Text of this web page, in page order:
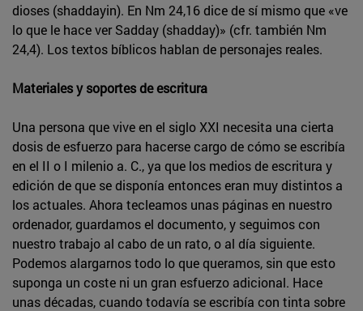
dioses (shaddayin). En Nm 24,16 dice de sí mismo que «ve
lo que le hace ver Sadday (shadday)» (cfr. también Nm
24,4). Los textos bíblicos hablan de personajes reales.
Materiales y soportes de escritura
Una persona que vive en el siglo XXI necesita una cierta
dosis de esfuerzo para hacerse cargo de cómo se escribía
en el II o I milenio a. C., ya que los medios de escritura y
edición de que se disponía entonces eran muy distintos a
los actuales. Ahora tecleamos unas páginas en nuestro
ordenador, guardamos el documento, y seguimos con
nuestro trabajo al cabo de un rato, o al día siguiente.
Podemos alargarnos todo lo que queramos, sin que esto
suponga un coste ni un gran esfuerzo adicional. Hace
unas décadas, cuando todavía se escribía con tinta sobre